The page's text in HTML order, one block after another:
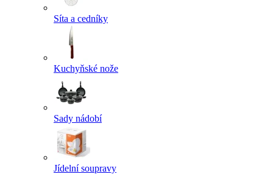
Síta a cedníky
Kuchyňské nože
Sady nádobí
Jídelní soupravy